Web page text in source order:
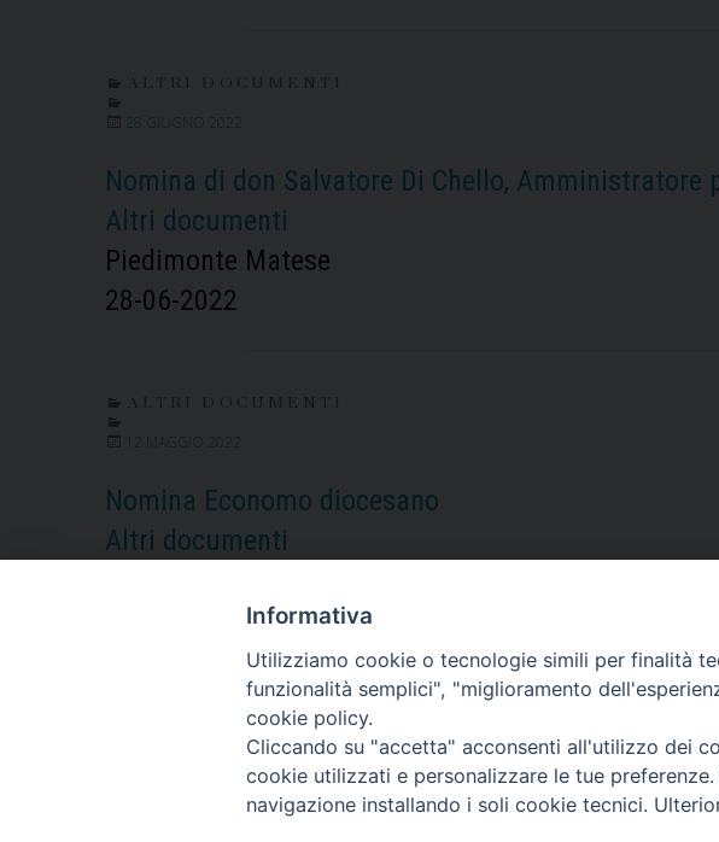
28 GIUGNO 2022
Nomina di don Salvatore Di Chello,
Altri documenti
Piedimonte Matese
28-06-2022
12 MAGGIO 2022
Nomina Economo diocesano
Altri documenti
« Pagina precedente 1 2
Diocesi di Alife-Caiazzo
Informativa
Utilizziamo cookie o tecnologie simili per finalità
funzionalità semplici", "miglioramento
cookie policy.
Cliccando su "accetta" acconsenti all'utilizzo dei
cookie utilizzati e personalizzare le tue
navigazione installando i soli cookie tecnici.